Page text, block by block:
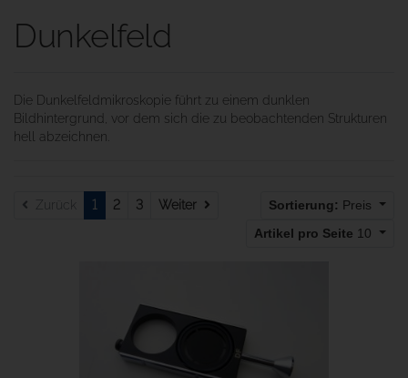
Dunkelfeld
Die Dunkelfeldmikroskopie führt zu einem dunklen
Bildhintergrund, vor dem sich die zu beobachtenden Strukturen
hell abzeichnen.
Zurück 1 2 3 Weiter Sortierung: Preis
Artikel pro Seite 10